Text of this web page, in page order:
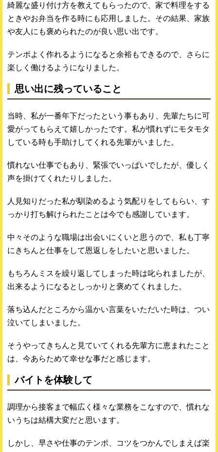
綺麗な盛り付け方を教えてもらったので、家で料理をする
ときやお弁当を作る時にも応用しました。その結果、家族
や友人にも褒められたのが良い思い出です。
テンポよく作れるようになると余裕もできるので、さらに
楽しく働けるようになりました。
思い出に残っていること
当時、私が一番年下だったという事もあり、先輩たちに可
愛がってもらえて嬉しかったです。私が慣れずにモタモタ
している時も手助けしてくれる先輩がいました。
慣れない仕事でもあり、緊張でいっぱいでしたが、優しく
声を掛けてくれたりしました。
人見知りだった私が馴染めるよう気配りをしてもらい、す
っかり打ち解けられたことは今でも感謝しています。
中々そのような職場は出会いにくいと思うので、私も丁寧
にきちんと仕事をして恩返しをしたいと思いました。
もちろんミスを繰り返してしまった時は叱られましたが、
出来るようになるとしっかりと褒めてくれました。
落ち込んだところから温かい言葉をいただいた時は、つい
泣いてしまいました。
そうやってきちんと見ていてくれる先輩方に恵まれたこと
は、今あらためて幸せな事だと感じます。
バイトを体験して
調理から接客まで幅広く様々な業務をこなすので、慣れな
いうちは結構大変だと思います。
しかし、早さや仕事のテンポ、コツをつかんでしまえば楽